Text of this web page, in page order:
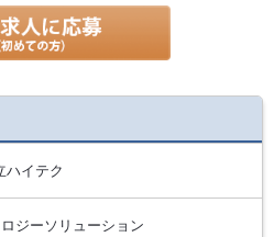
ハイテク
ジーソリューション